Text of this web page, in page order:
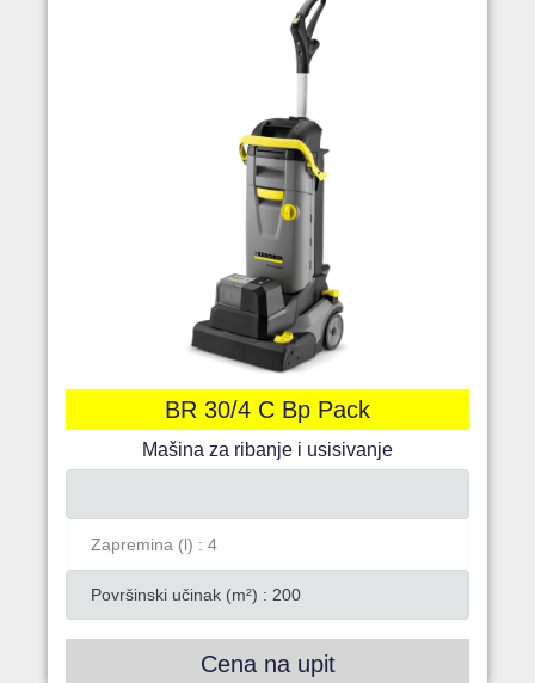
BR 30/4 C Bp Pack
Mašina za ribanje i usisivanje
Zapremina (l) : 4
Površinski učinak (m²) : 200
Cena na upit